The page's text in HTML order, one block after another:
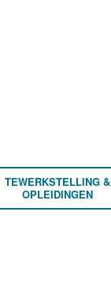
TEWERKSTELLING &
OPLEIDINGEN